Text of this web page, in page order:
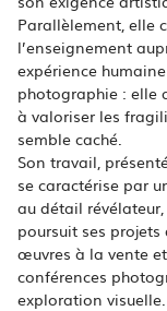
Parallèlement, elle
l’enseignement
expérience
photographie : elle
à valoriser les
semble caché.
Son travail,
se caractérise par
au détail
poursuit ses
œuvres à la vente
conférences
exploration visuelle.